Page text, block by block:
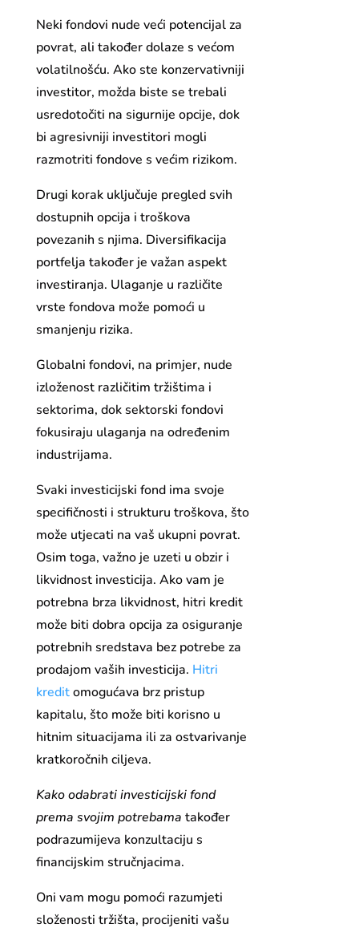
Neki fondovi nude veći potencijal za
povrat, ali također dolaze s većom
volatilnošću. Ako ste konzervativniji
investitor, možda biste se trebali
usredotočiti na sigurnije opcije, dok
bi agresivniji investitori mogli
razmotriti fondove s većim rizikom.
Drugi korak uključuje pregled svih
dostupnih opcija i troškova
povezanih s njima. Diversifikacija
portfelja također je važan aspekt
investiranja. Ulaganje u različite
vrste fondova može pomoći u
smanjenju rizika.
Globalni fondovi, na primjer, nude
izloženost različitim tržištima i
sektorima, dok sektorski fondovi
fokusiraju ulaganja na određenim
industrijama.
Svaki investicijski fond ima svoje
specifičnosti i strukturu troškova, što
može utjecati na vaš ukupni povrat.
Osim toga, važno je uzeti u obzir i
likvidnost investicija. Ako vam je
potrebna brza likvidnost, hitri kredit
može biti dobra opcija za osiguranje
potrebnih sredstava bez potrebe za
prodajom vaših investicija. Hitri
kreditomogućava brz pristup
kapitalu, što može biti korisno u
hitnim situacijama ili za ostvarivanje
kratkoročnih ciljeva.
Kako odabrati investicijski fond
prema svojim potrebama također
podrazumijeva konzultaciju s
financijskim stručnjacima.
Oni vam mogu pomoći razumjeti
složenosti tržišta, procijeniti vašu